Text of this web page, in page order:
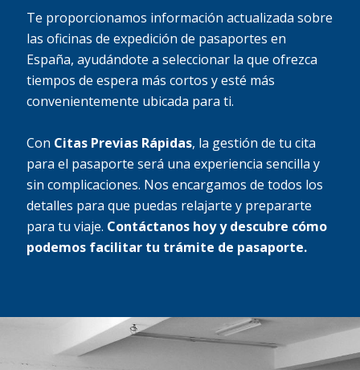
Te proporcionamos información actualizada sobre
las oficinas de expedición de pasaportes en
España, ayudándote a seleccionar la que ofrezca
tiempos de espera más cortos y esté más
convenientemente ubicada para ti.
Con Citas Previas Rápidas, la gestión de tu cita
para el pasaporte será una experiencia sencilla y
sin complicaciones. Nos encargamos de todos los
detalles para que puedas relajarte y prepararte
para tu viaje. Contáctanos hoy y descubre cómo
podemos facilitar tu trámite de pasaporte.